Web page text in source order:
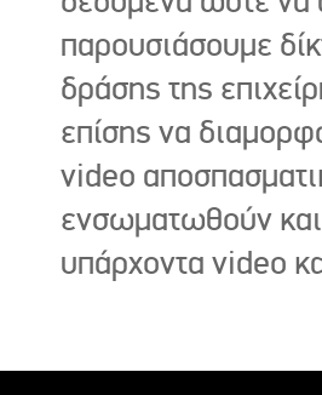
παρουσιάσουμε
δράσης της
επίσης να
video
ενσωματωθούν
υπάρχοντα video